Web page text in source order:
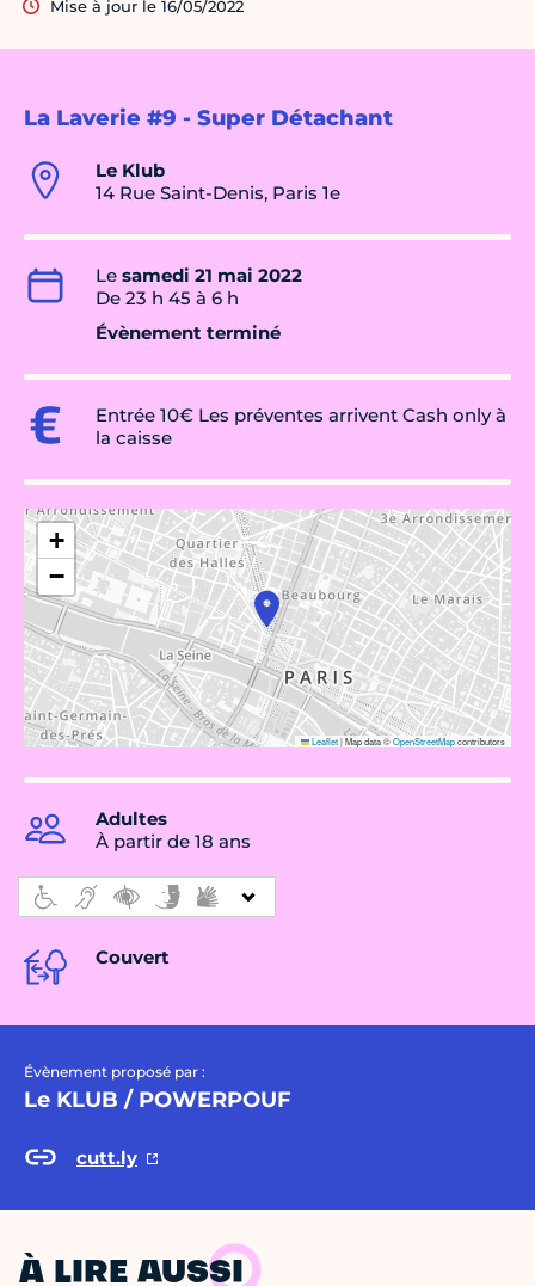
La Laverie #9 - Super Détachant
Le Klub
14 Rue Saint-Denis, Paris 1e
Le samedi 21 mai 2022
De 23 h 45 à 6 h
Évènement terminé
Entrée 10€ Les préventes arrivent Cash only à
la caisse
+
−
Leaflet|Map data ©OpenStreetMapcontributors
Adultes
À partir de 18 ans
Couvert
Évènement proposé par :
Le KLUB / POWERPOUF
cutt.ly
Mise à jour le 16/05/2022
À LIRE AUSSI